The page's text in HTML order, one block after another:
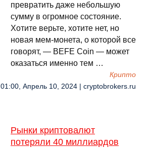
превратить даже небольшую
сумму в огромное состояние.
Хотите верьте, хотите нет, но
новая мем-монета, о которой все
говорят, — BEFE Coin — может
оказаться именно тем …
Крипто
01:00, Апрель 10, 2024 | cryptobrokers.ru
Рынки криптовалют
потеряли 40 миллиардов